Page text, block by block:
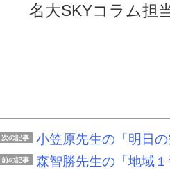
名大SKYコラム
次の記事 小笠原先生の「明日
前の記事 森智勝先生の「地域